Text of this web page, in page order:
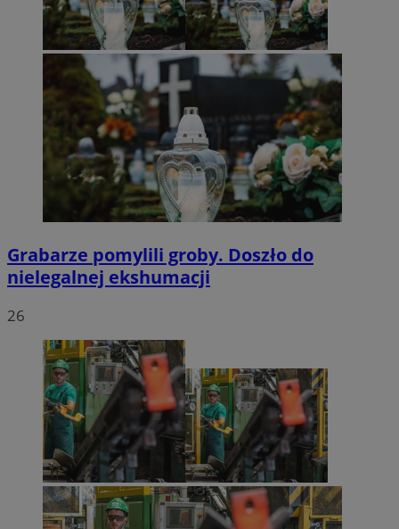
Grabarze pomylili groby. Doszło do
nielegalnej ekshumacji
26